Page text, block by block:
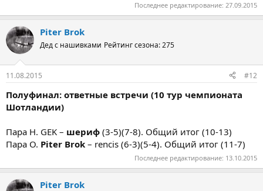
Последнее редактирование: 27.09.2015
Piter Brok
Дед с нашивками Рейтинг сезона: 275
11.08.2015 #12
Полуфинал: ответные встречи (10 тур чемпионата
Шотландии)
Пара Н. GEK – шериф (3-5)(7-8). Общий итог (10-13)
Пара О. Piter Brok – rencis (6-3)(5-4). Общий итог (11-7)
Последнее редактирование: 13.10.2015
Piter Brok